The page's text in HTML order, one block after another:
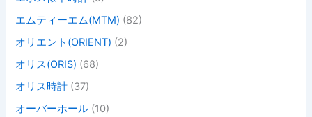
エムティーエム(MTM) (82)
オリエント(ORIENT) (2)
オリス(ORIS) (68)
オリス時計 (37)
オーバーホール (10)